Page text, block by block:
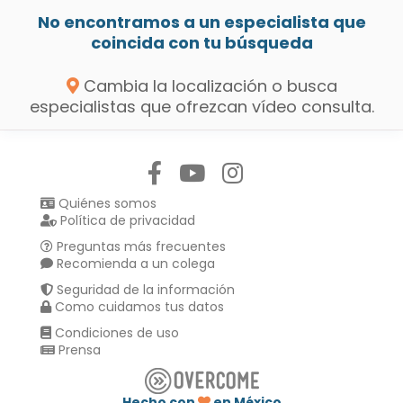
No encontramos a un especialista que
coincida con tu búsqueda
Cambia la localización o busca
especialistas que ofrezcan vídeo consulta.
Quiénes somos
Política de privacidad
Preguntas más frecuentes
Recomienda a un colega
Seguridad de la información
Como cuidamos tus datos
Condiciones de uso
Prensa